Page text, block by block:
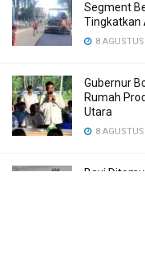
Segment
Tingkatkan
8
Gubernur
Rumah
Utara
8
Bayi